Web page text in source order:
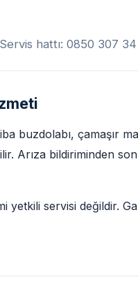
hattı: 0850 307
buzdolabı, çamaşır
Arıza bildiriminden
yetkili servisi değildir.